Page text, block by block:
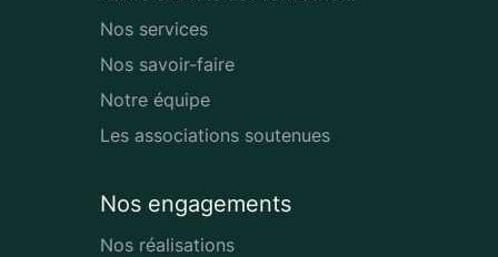
Nos services
Nos savoir-faire
Notre équipe
Les associations soutenues
Nos engagements
Nos réalisations